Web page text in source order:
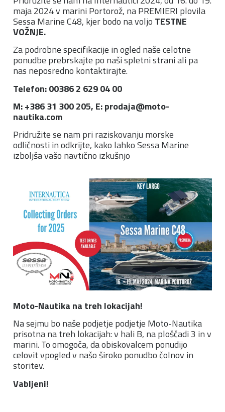
maja 2024 v marini Portorož, na PREMIERI plovila
Sessa Marine C48, kjer bodo na voljo TESTNE
VOŽNJE.
Za podrobne specifikacije in ogled naše celotne
ponudbe prebrskajte po naši spletni strani ali pa
nas neposredno kontaktirajte.
Telefon: 00386 2 629 04 00
M: +386 31 300 205, E:prodaja@moto-
nautika.com
Pridružite se nam pri raziskovanju morske
odličnosti in odkrijte, kako lahko Sessa Marine
izboljša vašo navtično izkušnjo
Moto-Nautika na treh lokacijah!
Na sejmu bo naše podjetje podjetje Moto-Nautika
prisotna na treh lokacijah: v hali B, na ploščadi 3 in v
marini. To omogoča, da obiskovalcem ponudijo
celovit vpogled v našo široko ponudbo čolnov in
storitev.
Vabljeni!